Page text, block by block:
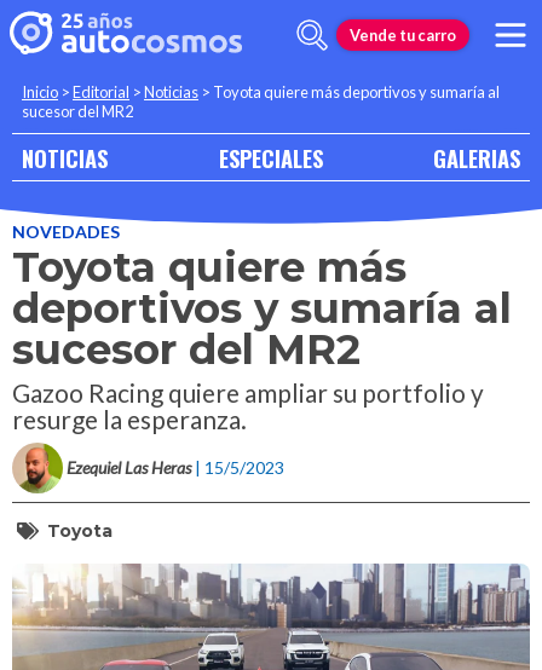
Vende tu carro
Inicio >Editorial >Noticias > Toyota quiere más deportivos y sumaría al
sucesor del MR2
NOTICIAS ESPECIALES GALERIAS
NOVEDADES
Toyota quiere más
deportivos y sumaría al
sucesor del MR2
Gazoo Racing quiere ampliar su portfolio y
resurge la esperanza.
Ezequiel Las Heras | 15/5/2023
Toyota